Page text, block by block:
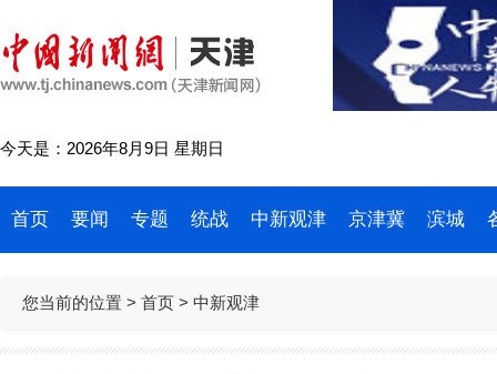
今天是：2026年8月9日 星期日
首页 要闻 专题 统战 中新观津 京津冀 滨城
您当前的位置 > 首页 > 中新观津